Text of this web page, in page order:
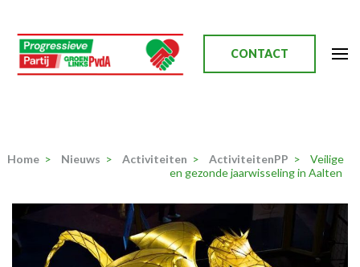
naar
inhoud
(Druk
CONTACT
Home > Nieuws > Activiteiten > ActiviteitenPP >
Veilige
en gezonde jaarwisseling in Aalten